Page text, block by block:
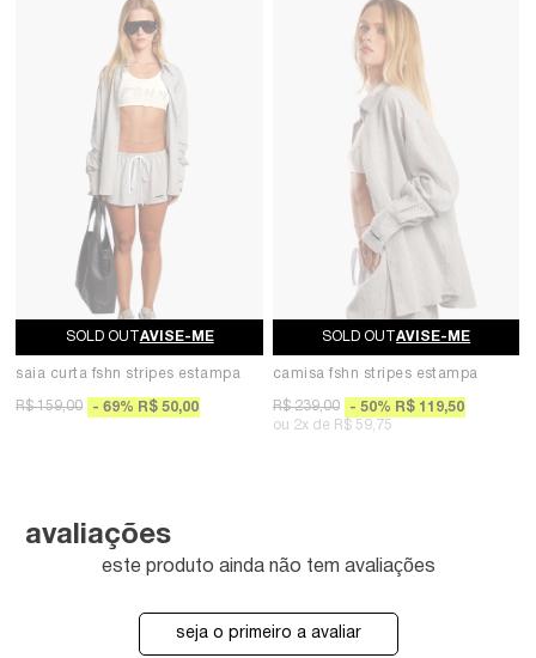
AVISE-ME
saia curta fshn stripes estampa
R$ 159,00 R$ 50,00
69%
AVISE-ME
camisa fshn stripes estampa
R$ 239,00 R$ 119,50
50%
2x R$ 59,75
avaliações
este produto ainda não tem avaliações
seja o primeiro a avaliar